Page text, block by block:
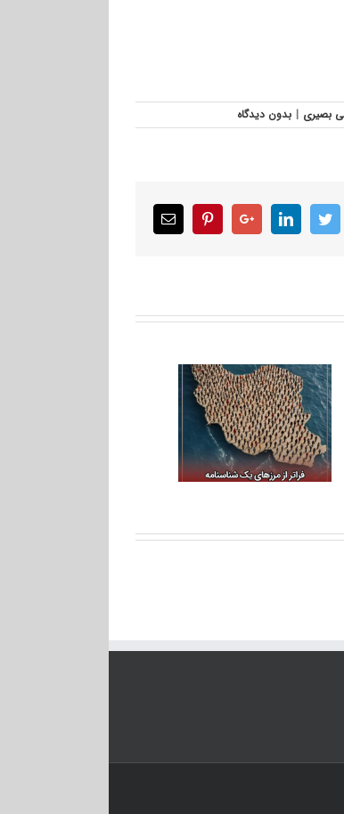
بصیری | بدون ديدگاه
Twitter
LinkedIn
Google+
Pinterest
Email
ره‌نمای یازدهم؛ در مکتب
ادیب عشق